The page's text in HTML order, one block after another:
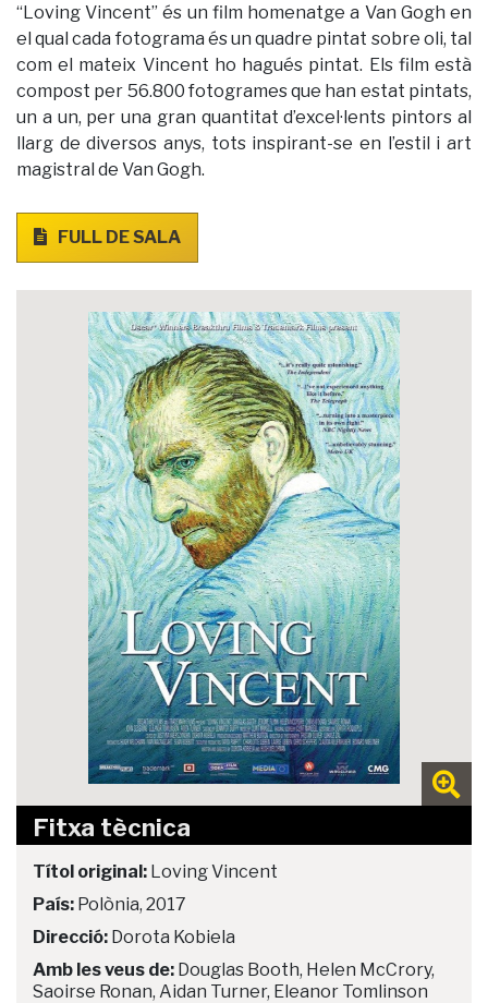
“Loving Vincent” és un film homenatge a Van Gogh en
el qual cada fotograma és un quadre pintat sobre oli, tal
com el mateix Vincent ho hagués pintat. Els film està
compost per 56.800 fotogrames que han estat pintats,
un a un, per una gran quantitat d’excel·lents pintors al
llarg de diversos anys, tots inspirant-se en l’estil i art
magistral de Van Gogh.
FULL DE SALA
Fitxa tècnica
Títol original: Loving Vincent
País: Polònia, 2017
Direcció: Dorota Kobiela
Amb les veus de: Douglas Booth, Helen McCrory,
Saoirse Ronan, Aidan Turner, Eleanor Tomlinson